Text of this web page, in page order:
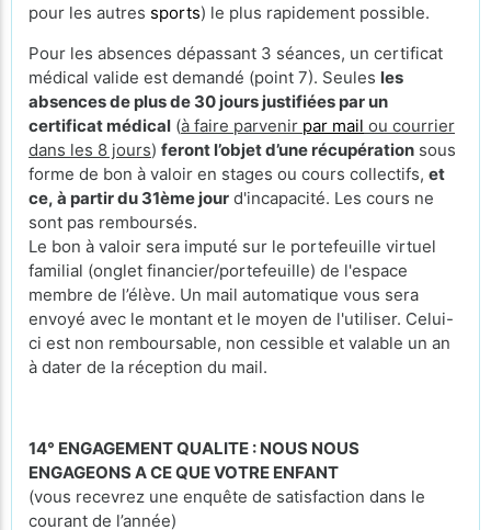
pour les autres sports) le plus rapidement possible.
Pour les absences dépassant 3 séances, un certificat
médical valide est demandé (point 7). Seules les
absences de plus de 30 jours justifiées par un
certificat médical (à faire parvenir par mail ou courrier
dans les 8 jours) feront l’objet d’une récupération sous
forme de bon à valoir en stages ou cours collectifs, et
ce, à partir du 31ème jour d'incapacité. Les cours ne
sont pas remboursés.
Le bon à valoir sera imputé sur le portefeuille virtuel
familial (onglet financier/portefeuille) de l'espace
membre de l’élève. Un mail automatique vous sera
envoyé avec le montant et le moyen de l'utiliser. Celui-
ci est non remboursable, non cessible et valable un an
à dater de la réception du mail.
14° ENGAGEMENT QUALITE : NOUS NOUS
ENGAGEONS A CE QUE VOTRE ENFANT
(vous recevrez une enquête de satisfaction dans le
courant de l’année)